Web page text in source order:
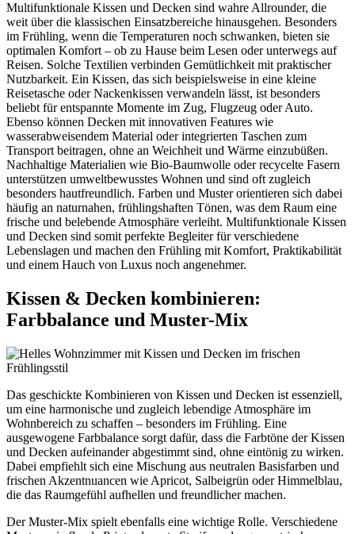
Multifunktionale Kissen und Decken sind wahre Allrounder, die
weit über die klassischen Einsatzbereiche hinausgehen. Besonders
im Frühling, wenn die Temperaturen noch schwanken, bieten sie
optimalen Komfort – ob zu Hause beim Lesen oder unterwegs auf
Reisen. Solche Textilien verbinden Gemütlichkeit mit praktischer
Nutzbarkeit. Ein Kissen, das sich beispielsweise in eine kleine
Reisetasche oder Nackenkissen verwandeln lässt, ist besonders
beliebt für entspannte Momente im Zug, Flugzeug oder Auto.
Ebenso können Decken mit innovativen Features wie
wasserabweisendem Material oder integrierten Taschen zum
Transport beitragen, ohne an Weichheit und Wärme einzubüßen.
Nachhaltige Materialien wie Bio-Baumwolle oder recycelte Fasern
unterstützen umweltbewusstes Wohnen und sind oft zugleich
besonders hautfreundlich. Farben und Muster orientieren sich dabei
häufig an naturnahen, frühlingshaften Tönen, was dem Raum eine
frische und belebende Atmosphäre verleiht. Multifunktionale Kissen
und Decken sind somit perfekte Begleiter für verschiedene
Lebenslagen und machen den Frühling mit Komfort, Praktikabilität
und einem Hauch von Luxus noch angenehmer.
Kissen & Decken kombinieren:
Farbbalance und Muster-Mix
Das geschickte Kombinieren von Kissen und Decken ist essenziell,
um eine harmonische und zugleich lebendige Atmosphäre im
Wohnbereich zu schaffen – besonders im Frühling. Eine
ausgewogene Farbbalance sorgt dafür, dass die Farbtöne der Kissen
und Decken aufeinander abgestimmt sind, ohne eintönig zu wirken.
Dabei empfiehlt sich eine Mischung aus neutralen Basisfarben und
frischen Akzentnuancen wie Apricot, Salbeigrün oder Himmelblau,
die das Raumgefühl aufhellen und freundlicher machen.
Der Muster-Mix spielt ebenfalls eine wichtige Rolle. Verschiedene